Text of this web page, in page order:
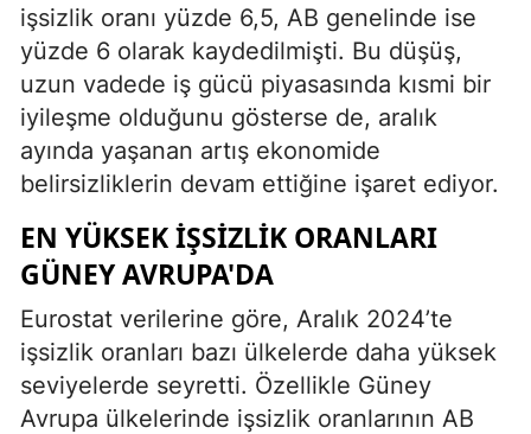
işsizlik oranı yüzde 6,5, AB genelinde ise
yüzde 6 olarak kaydedilmişti. Bu düşüş,
uzun vadede iş gücü piyasasında kısmi bir
iyileşme olduğunu gösterse de, aralık
ayında yaşanan artış ekonomide
belirsizliklerin devam ettiğine işaret ediyor.
EN YÜKSEK İŞSIZLIK ORANLARI
GÜNEY AVRUPA'DA
Eurostat verilerine göre, Aralık 2024’te
işsizlik oranları bazı ülkelerde daha yüksek
seviyelerde seyretti. Özellikle Güney
Avrupa ülkelerinde işsizlik oranlarının AB